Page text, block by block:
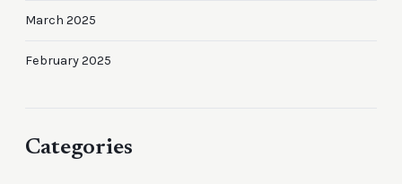
March 2025
February 2025
Categories